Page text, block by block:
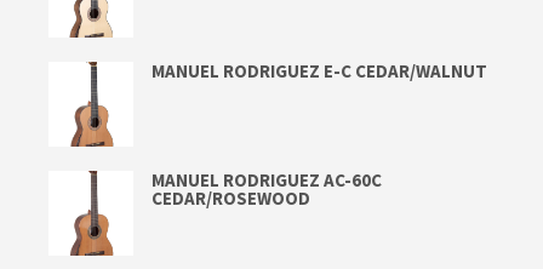
MANUEL RODRIGUEZ E-C CEDAR/WALNUT
MANUEL RODRIGUEZ AC-60C
CEDAR/ROSEWOOD